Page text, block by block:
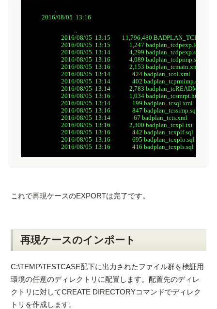
2016/08/05  13:16
          ..
2016/08/05  13:15        11,796,480
2016/08/05  13:15             1,247 badplan_tcdpexp.log
2016/08/05  13:14             4,299 badplan_tcdpexp.sql
2016/08/05  13:16             4,089 badplan_tcdpimp.sql
2016/08/05  13:16             2,153 badplan_tcmain.xml
2016/08/05  13:14               424 badplan_tcol.xml
2016/08/05  13:14               402 badplan_tcprmimp.sql
2016/08/05  13:14             2,783 badplan_tcREADME.txt
2016/08/05  13:16             1,034 badplan_tcsmrpt.html
2016/08/05  13:14               199 badplan_tcsql.xml
2016/08/05  13:16               847 badplan_tcssimp.sql
2016/08/05  13:14                67 badplan_tcts.xml
2016/08/05  13:16             2,300 badplan_tcxpl.txt
2016/08/05  13:16               442 badplan_tcxplf.sql
2016/08/05  13:16               695 badplan_tcxplo.sql
これで再現ケースのEXPORTは完了です。
再現ケースのインポート
C:\TEMP\TESTCASE配下に出力されたファイル群を検証用
環境の任意のディレクトリに配置します。配置先のディレ
クトリに対してCREATE DIRECTORYコマンドでディレク
トリを作成します。